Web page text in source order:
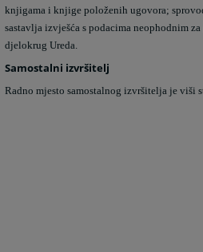
knjigama i knjige položenih ugovora;
sastavlja izvješća s podacima neophodnim
djelokrug Ureda.
Samostalni izvršitelj
Radno mjesto samostalnog izvršitelja je viši